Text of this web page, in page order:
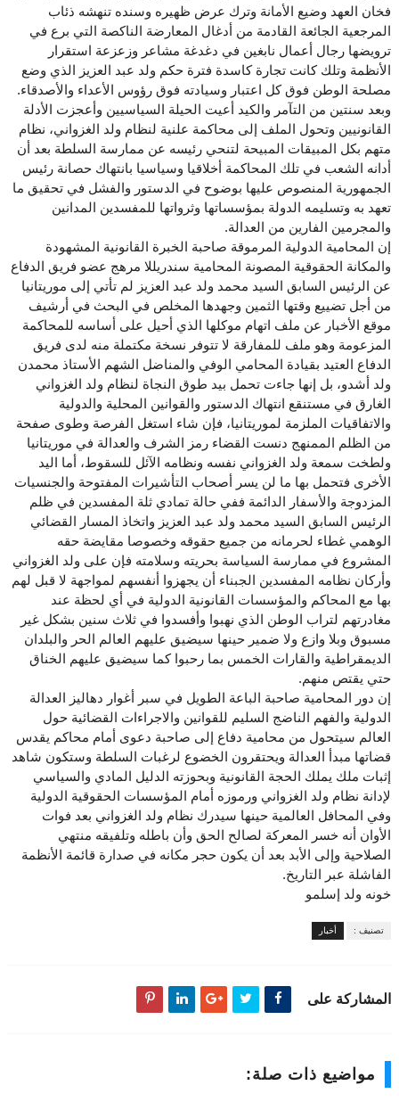
فخان العهد وضيع الأمانة وترك عرض ظهيره وسنده تنهشه ذئاب
المرجعية الجائعة القادمة من أدغال المعارضة الناكصة التي برع في
ترويضها رجال أعمال نابغين في دغدغة مشاعر وزعزعة استقرار
الأنظمة وتلك كانت تجارة كاسدة فترة حكم ولد عبد العزيز الذي وضع
مصلحة الوطن فوق كل اعتبار وسيادته فوق رؤوس الأعداء والأصدقاء.
وبعد سنتين من التآمر والكيد أعيت الحيلة السياسيين وأعجزت الأدلة
القانونيين وتحول الملف إلى محاكمة علنية لنظام ولد الغزواني، نظام
متهم بكل المبيقات المبيحة لتنحي رئيسه عن ممارسة السلطة بعد أن
أدانه الشعب في تلك المحاكمة أخلاقيا وسياسيا بانتهاك حصانة رئيس
الجمهورية المنصوص عليها بوضوح في الدستور والفشل في تحقيق ما
تعهد به وتسليمه الدولة بمؤسساتها وثرواتها للمفسدين المدانين
والمجرمين الفارين من العدالة.
إن المحامية الدولية المرموقة صاحبة الخبرة القانونية المشهودة
والمكانة الحقوقية المصونة المحامية سندريللا مرهج عضو فريق الدفاع
عن الرئيس السابق السيد محمد ولد عبد العزيز لم تأتي إلى موريتانيا
من أجل تضييع وقتها الثمين وجهدها المخلص في البحث في أرشيف
موقع الأخبار عن ملف اتهام موكلها الذي أحيل على أساسه للمحاكمة
المزعومة وهو ملف للمفارقة لا تتوفر نسخة مكتملة منه لدى فريق
الدفاع العتيد بقيادة المحامي الوفي والمناضل الشهم الأستاذ محمدن
ولد أشدو، بل إنها جاءت تحمل بيد طوق النجاة لنظام ولد الغزواني
الغارق في مستنقع انتهاك الدستور والقوانين المحلية والدولية
والاتفاقيات الملزمة لموريتانيا، فإن شاء استغل الفرصة وطوى صفحة
من الظلم الممنهج دنست القضاء رمز الشرف والعدالة في موريتانيا
ولطخت سمعة ولد الغزواني نفسه ونظامه الآئل للسقوط، أما اليد
الأخرى فتحمل بها ما لن يسر أصحاب التأشيرات المفتوحة والجنسيات
المزدوجة والأسفار الدائمة ففي حالة تمادي ثلة المفسدين في ظلم
الرئيس السابق السيد محمد ولد عبد العزيز واتخاذ المسار القضائي
الوهمي غطاء لحرمانه من جميع حقوقه وخصوصا مقايضة حقه
المشروع في ممارسة السياسة بحريته وسلامته فإن على ولد الغزواني
وأركان نظامه المفسدين الجبناء أن يجهزوا أنفسهم لمواجهة لا قبل لهم
بها مع المحاكم والمؤسسات القانونية الدولية في أي لحظة عند
مغادرتهم لتراب الوطن الذي نهبوا وأفسدوا في ثلاث سنين بشكل غير
مسبوق وبلا وازع ولا ضمير حينها سيضيق عليهم العالم الحر والبلدان
الديمقراطية والقارات الخمس بما رحبوا كما سيضيق عليهم الخناق
حتي يقتص منهم.
إن دور المحامية صاحبة الباعة الطويل في سبر أغوار دهاليز العدالة
الدولية والفهم الناضج السليم للقوانين والاجراءات القضائية حول
العالم سيتحول من محامية دفاع إلى صاحبة دعوى أمام محاكم يقدس
قضاتها مبدأ العدالة ويحتقرون الخضوع لرغبات السلطة وستكون شاهد
إثبات ملك يملك الحجة القانونية وبحوزته الدليل المادي والسياسي
لإدانة نظام ولد الغزواني ورموزه أمام المؤسسات الحقوقية الدولية
وفي المحافل العالمية حينها سيدرك نظام ولد الغزواني بعد فوات
الأوان أنه خسر المعركة لصالح الحق وأن باطله وتلفيقه منتهي
الصلاحية وإلى الأبد بعد أن يكون حجر مكانه في صدارة قائمة الأنظمة
الفاشلة عبر التاريخ.
خونه ولد إسلمو
تصنيف : أخبار
المشاركة على
مواضيع ذات صلة: